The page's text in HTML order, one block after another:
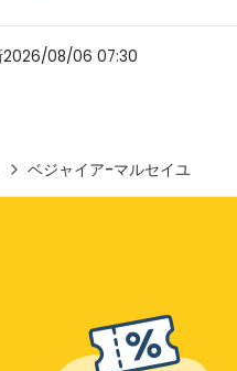
2026/08/06 07:30
ベジャイア-マルセイユ